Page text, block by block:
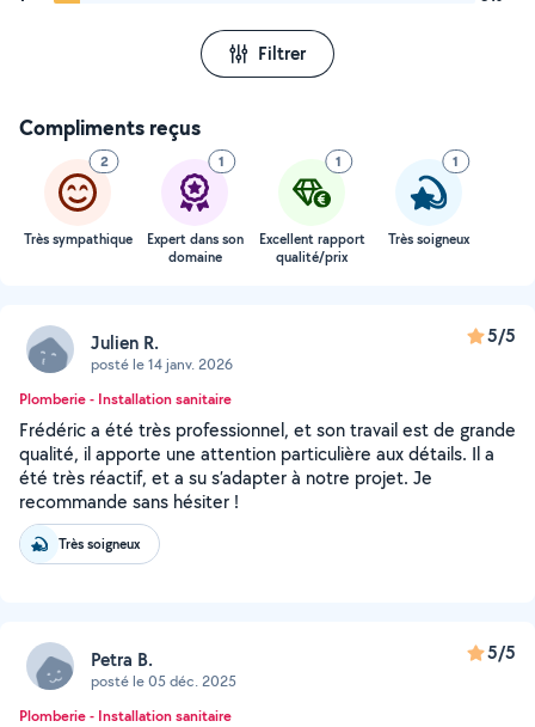
Filtrer
Compliments reçus
2
Très sympathique
1
Expert dans son
domaine
1
Excellent rapport
qualité/prix
1
Très soigneux
Julien R.
posté le 14 janv. 2026
5/5
Plomberie - Installation sanitaire
Frédéric a été très professionnel, et son travail est de grande
qualité, il apporte une attention particulière aux détails. Il a
été très réactif, et a su s’adapter à notre projet. Je
recommande sans hésiter !
Très soigneux
Petra B.
posté le 05 déc. 2025
5/5
Plomberie - Installation sanitaire